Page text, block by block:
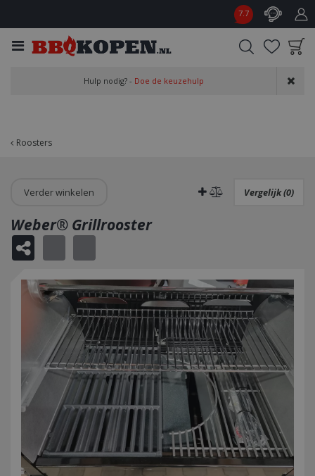
Roosters
7.7
aan wensenlijst
Hulp nodig? - Doe de keuzehulp
Verder winkelen Vergelijk (0)
Weber® Grillrooster